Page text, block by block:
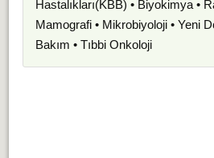
Hastalıkları(KBB) • Biyokimya •
Mamografi • Mikrobiyoloji • Yeni
Bakım • Tıbbi Onkoloji